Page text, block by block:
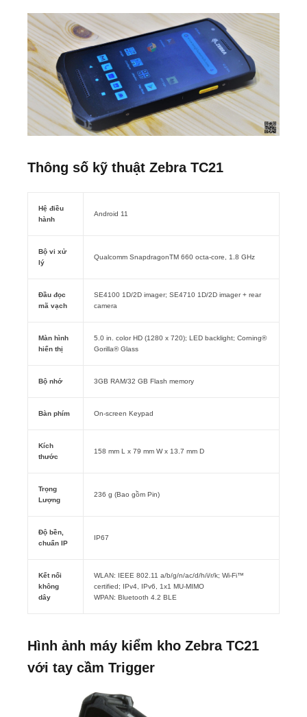
Thông số kỹ thuật Zebra TC21
Hệ điều
hành
Android 11
Bộ vi xử
lý
Qualcomm SnapdragonTM 660 octa-core, 1.8 GHz
Đầu đọc
mã vạch
SE4100 1D/2D imager; SE4710 1D/2D imager + rear
camera
Màn hình
hiển thị
5.0 in. color HD (1280 x 720); LED backlight; Corning®
Gorilla® Glass
Bộ nhớ 3GB RAM/32 GB Flash memory
Bàn phím On-screen Keypad
Kích
thước
158 mm L x 79 mm W x 13.7 mm D
Trọng
Lượng
236 g (Bao gồm Pin)
Độ bền,
chuẩn IP
IP67
Kết nối
không
dây
WLAN: IEEE 802.11 a/b/g/n/ac/d/h/i/r/k; Wi-Fi™
certified; IPv4, IPv6, 1x1 MU-MIMO
WPAN: Bluetooth 4.2 BLE
Hình ảnh máy kiểm kho Zebra TC21
với tay cầm Trigger